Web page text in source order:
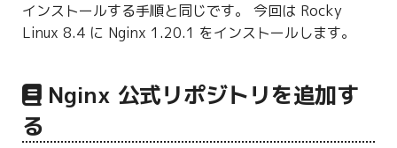
条件分岐
インストールする手順と同じです。 今回は Rocky
Linux 8.4 に Nginx 1.20.1 をインストールします。
Nginx 公式リポジトリを追加す
る